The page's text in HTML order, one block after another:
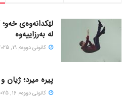
لێکدانەوەی
لە بەرزاییەوە
كانونی دووه‌م 19, 2025
پیره میرد؛ ژیان
كانونی دووه‌م 16, 2025